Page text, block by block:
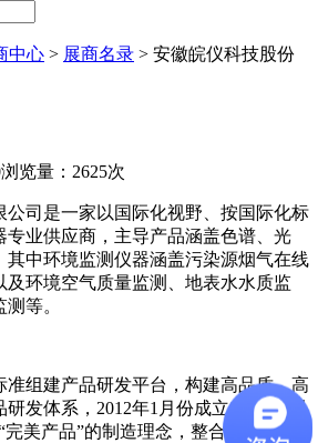
中心 > 展商名录 > 安徽皖仪科技股份
浏览量：2625次
公司是一家以国际化视野、按国际化标
专业供应商，主导产品涵盖色谱、光
其中环境监测仪器涵盖污染源烟气在线
及环境空气质量监测、地表水水质监
等。
准组建产品研发平台，构建高品质、高
发体系，2012年1月份成立“博士后科
美产品”的制造理念，整合全球领先